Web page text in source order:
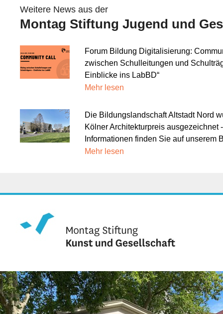
Weitere News aus der
Montag Stiftung Jugend und
Forum Bildung Digitalisierung:
zwischen Schulleitungen und
Einblicke ins LabBD“
Mehr lesen
Die Bildungslandschaft Altstadt Nord
Kölner Architekturpreis ausgezeichnet
Informationen finden Sie auf unserem
Mehr lesen